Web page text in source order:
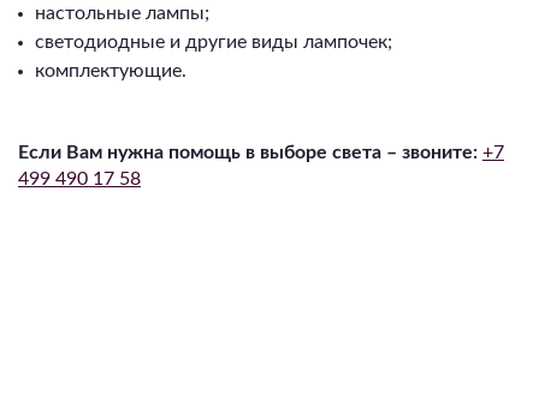
настольные лампы;
светодиодные и другие виды лампочек;
комплектующие.⁠
Если Вам нужна помощь в выборе света – звоните: +7
499 490 17 58